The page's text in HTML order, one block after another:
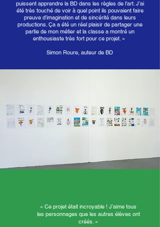
puissent apprendre la BD dans les règles de l’art. J’ai
été très touché de voir à quel point ils pouvaient faire
preuve d’imagination et de sincérité dans leurs
productions. Ça a été un réel plaisir de partager une
partie de mon métier et la classe a montré un
enthousiaste très fort pour ce projet. »
Simon Roure, auteur de BD
« Ce projet était incroyable ! J’aime tous
les personnages que les autres élèves ont
créés. »